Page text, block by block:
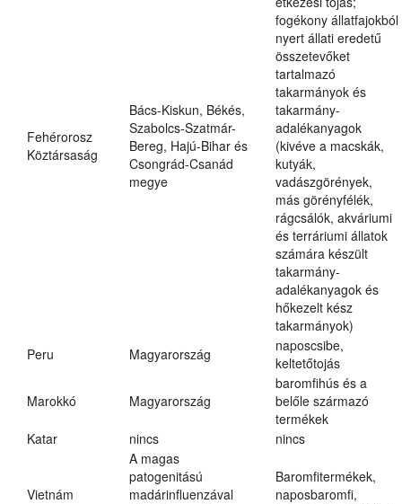
Fehérorosz
Köztársaság
Bács-Kiskun, Békés,
Szabolcs-Szatmár-
Bereg, Hajú-Bihar és
Csongrád-Csanád
megye
fogékony állatfajokból
nyert állati eredetű
összetevőket
tartalmazó
takarmányok és
takarmány-
adalékanyagok
(kivéve a macskák,
kutyák,
vadászgörények,
más görényfélék,
rágcsálók, akváriumi
és terráriumi állatok
számára készült
takarmány-
adalékanyagok és
hőkezelt kész
takarmányok)
Peru
Magyarország
naposcsibe,
keltetőtojás
Marokkó Magyarország
baromfihús és a
belőle származó
termékek
Katar
nincs nincs
Vietnám
A magas
patogenitású
madárinfluenzával
Baromfitermékek,
naposbaromfi,